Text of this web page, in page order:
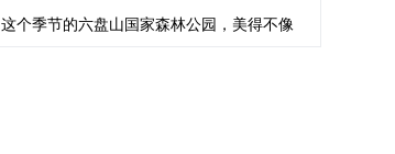
这个季节的六盘山国家森林公园，美得不像